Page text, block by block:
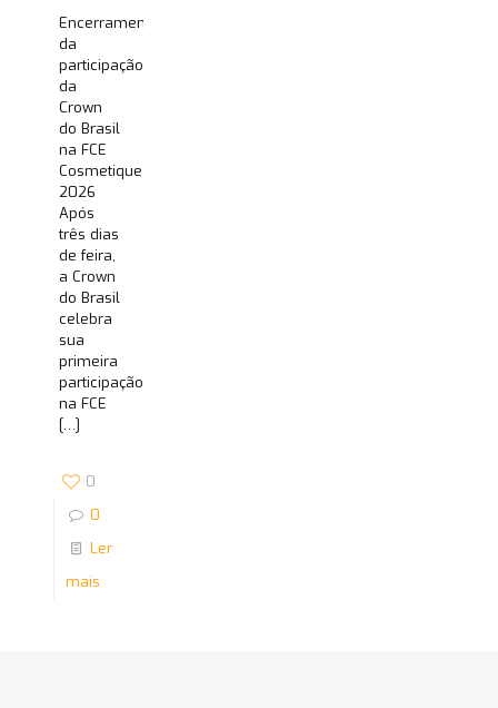
Encerramento
da
participação
da
Crown
do Brasil
na FCE
Cosmetique
2026
Após
três dias
de feira,
a Crown
do Brasil
celebra
sua
primeira
participação
na FCE
[…]
0
0
Ler
mais